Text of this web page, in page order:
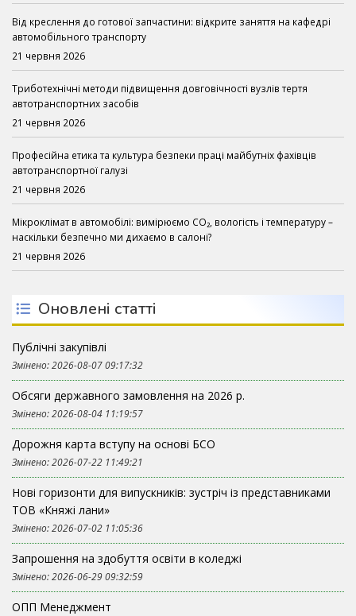
Від креслення до готової запчастини: відкрите заняття на кафедрі
автомобільного транспорту
21 червня 2026
Триботехнічні методи підвищення довговічності вузлів тертя
автотранспортних засобів
21 червня 2026
Професійна етика та культура безпеки праці майбутніх фахівців
автотранспортної галузі
21 червня 2026
Мікроклімат в автомобілі: вимірюємо CO₂, вологість і температуру –
наскільки безпечно ми дихаємо в салоні?
21 червня 2026
Оновлені статті
Публічні закупівлі
Змінено: 2026-08-07 09:17:32
Обсяги державного замовлення на 2026 р.
Змінено: 2026-08-04 11:19:57
Дорожня карта вступу на основі БСО
Змінено: 2026-07-22 11:49:21
Нові горизонти для випускників: зустріч із представниками
ТОВ «Княжі лани»
Змінено: 2026-07-02 11:05:36
Запрошення на здобуття освіти в коледжі
Змінено: 2026-06-29 09:32:59
ОПП Менеджмент